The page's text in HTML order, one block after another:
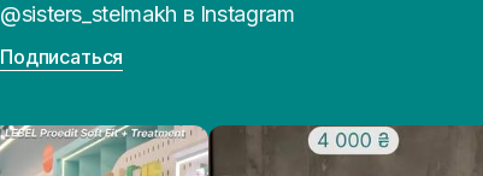
@sisters_stelmakh в Instagram
Подписаться